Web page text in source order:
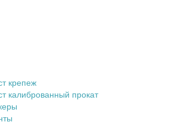
крепеж
калиброванный прокат